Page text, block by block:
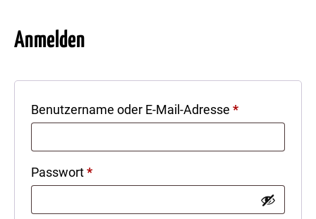
Anmelden
Benutzername oder E-Mail-Adresse *Erforderlich
Passwort*Erforderlich